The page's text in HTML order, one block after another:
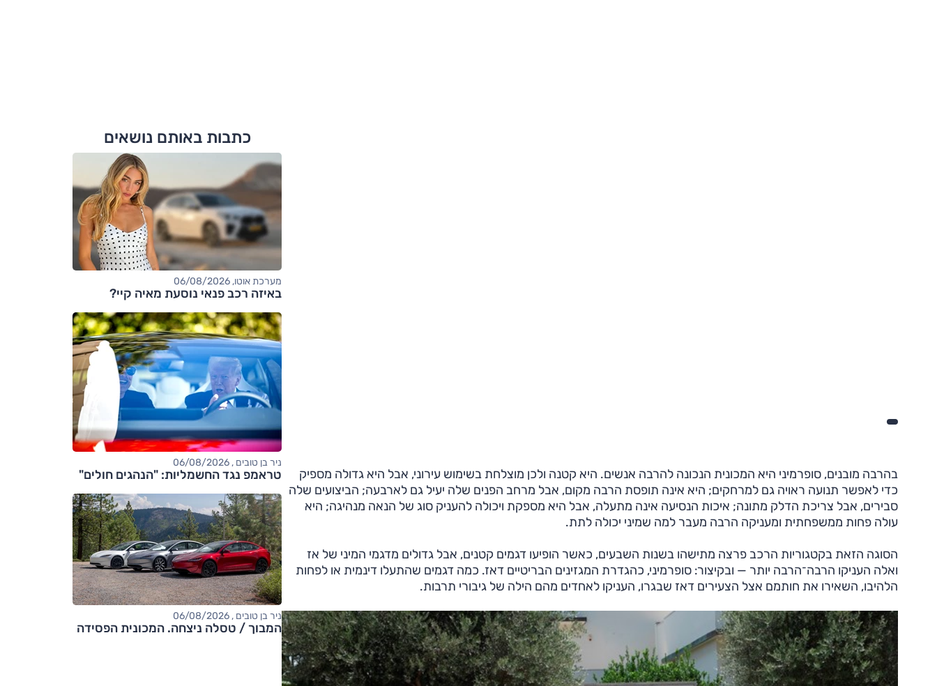
בהרבה מובנים, סופרמיני היא המכונית הנכונה להרבה אנשים. היא קטנה ולכן מוצלחת בשימוש עירוני, אבל היא גדולה מספיק
כדי לאפשר תנועה ראויה גם למרחקים; היא אינה תופסת הרבה מקום, אבל מרחב הפנים שלה יעיל גם לארבעה; הביצועים שלה
סבירים, אבל צריכת הדלק מתונה; איכות הנסיעה אינה מתעלה, אבל היא מספקת ויכולה להעניק סוג של הנאה מנהיגה; היא
עולה פחות ממשפחתית ומעניקה הרבה מעבר למה שמיני יכולה לתת.
הסוגה הזאת בקטגוריות הרכב פרצה מתישהו בשנות השבעים, כאשר הופיעו דגמים קטנים, אבל גדולים מדגמי המיני של אז
ואלה העניקו הרבה־הרבה יותר — ובקיצור: סופרמיני, כהגדרת המגזינים הבריטיים דאז. כמה דגמים שהתעלו דינמית או לפחות
הלהיבו, השאירו את חותמם אצל הצעירים דאז שבגרו, העניקו לאחדים מהם הילה של גיבורי תרבות.
כתבות באותם נושאים
מערכת אוטו, 06/08/2026
באיזה רכב פנאי נוסעת מאיה קיי?
ניר בן טובים , 06/08/2026
טראמפ נגד החשמליות: "הנהגים חולים"
ניר בן טובים , 06/08/2026
המבוך / טסלה ניצחה. המכונית הפסידה